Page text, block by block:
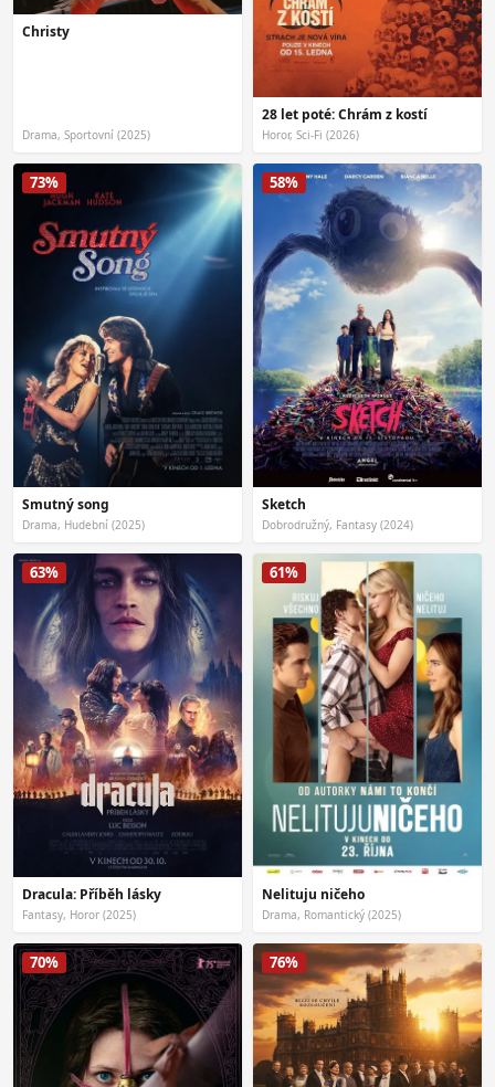
Christy
Drama, Sportovní (2025)
28 let poté: Chrám z kostí
Horor, Sci-Fi (2026)
73%
Smutný song
Drama, Hudební (2025)
58%
Sketch
Dobrodružný, Fantasy (2024)
63%
Dracula: Příběh lásky
Fantasy, Horor (2025)
61%
Nelituju ničeho
Drama, Romantický (2025)
70% 76%